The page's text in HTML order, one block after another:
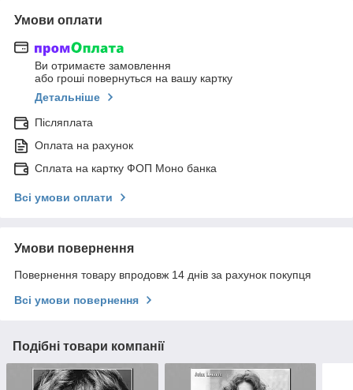
Умови оплати
Ви отримаєте замовлення
або гроші повернуться на вашу картку
Детальніше
Післяплата
Оплата на рахунок
Сплата на картку ФОП Моно банка
Всі умови оплати
Умови повернення
Повернення товару впродовж 14 днів за рахунок покупця
Всі умови повернення
Подібні товари компанії